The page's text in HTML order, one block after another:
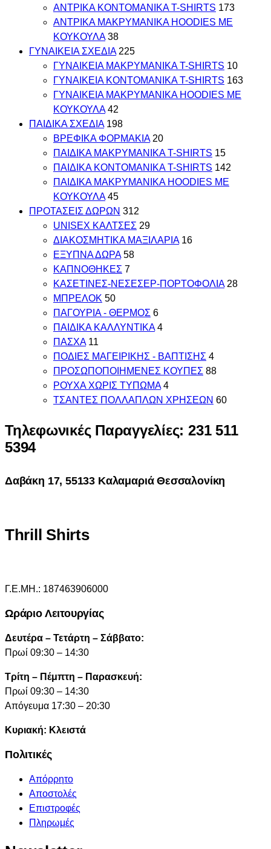
ΑΝΤΡΙΚΑ ΚΟΝΤΟΜΑΝΙΚΑ T-SHIRTS 173
ΑΝΤΡΙΚΑ ΜΑΚΡΥΜΑΝΙΚΑ HOODIES ΜΕ
ΚΟΥΚΟΥΛΑ 38
ΓΥΝΑΙΚΕΙΑ ΣΧΕΔΙΑ 225
ΓΥΝΑΙΚΕΙΑ MAKΡYMANIKA T-SHIRTS 10
ΓΥΝΑΙΚΕΙΑ ΚΟΝΤΟΜΑΝΙΚΑ T-SHIRTS 163
ΓΥΝΑΙΚΕΙΑ ΜΑΚΡΥΜΑΝΙΚΑ HOODIES ΜΕ
ΚΟΥΚΟΥΛΑ 42
ΠΑΙΔΙΚΑ ΣΧΕΔΙΑ 198
ΒΡΕΦΙΚΑ ΦΟΡΜΑΚΙΑ 20
ΠΑΙΔΙΚΑ MAKΡYMANIKA T-SHIRTS 15
ΠΑΙΔΙΚΑ ΚΟΝΤΟΜΑΝΙΚΑ T-SHIRTS 142
ΠΑΙΔΙΚΑ ΜΑΚΡΥΜΑΝΙΚΑ HOODIES ΜΕ
ΚΟΥΚΟΥΛΑ 45
ΠΡΟΤΑΣΕΙΣ ΔΩΡΩΝ 312
UNISEX ΚΑΛΤΣΕΣ 29
ΔΙΑΚΟΣΜΗΤΙΚΑ ΜΑΞΙΛΑΡΙΑ 16
ΕΞΥΠΝΑ ΔΩΡΑ 58
ΚΑΠΝΟΘΗΚΕΣ 7
ΚΑΣΕΤΙΝΕΣ-ΝΕΣΕΣΕΡ-ΠΟΡΤΟΦΟΛΙΑ 28
ΜΠΡΕΛΟΚ 50
ΠΑΓΟΥΡΙΑ - ΘΕΡΜΟΣ 6
ΠΑΙΔΙΚΑ ΚΑΛΛΥΝΤΙΚΑ 4
ΠΑΣΧΑ 11
ΠΟΔΙΕΣ ΜΑΓΕΙΡΙΚΗΣ - ΒΑΠΤΙΣΗΣ 4
ΠΡΟΣΩΠΟΠΟΙΗΜΕΝΕΣ ΚΟΥΠΕΣ 88
ΡΟΥΧΑ ΧΩΡΙΣ ΤΥΠΩΜΑ 4
ΤΣΑΝΤΕΣ ΠΟΛΛΑΠΛΩΝ ΧΡΗΣΕΩΝ 60
Τηλεφωνικές Παραγγελίες: 231 511
5394
Δαβάκη 17, 55133 Καλαμαριά Θεσσαλονίκη
Thrill Shirts
Γ.Ε.ΜΗ.: 187463906000
Ωράριο Λειτουργίας
Δευτέρα – Τετάρτη – Σάββατο:
Πρωί 09:30 – 14:30
Τρίτη – Πέμπτη – Παρασκευή:
Πρωί 09:30 – 14:30
Απόγευμα 17:30 – 20:30
Κυριακή: Κλειστά
Πολιτικές
Απόρρητο
Αποστολές
Επιστροφές
Πληρωμές